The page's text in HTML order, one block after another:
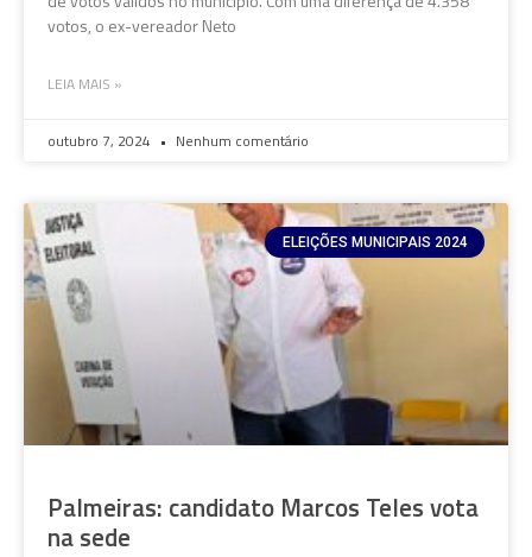
votos, o ex-vereador Neto
LEIA MAIS »
outubro 7, 2024 Nenhum comentário
ELEIÇÕES MUNICIPAIS 2024
Palmeiras: candidato Marcos Teles vota
na sede